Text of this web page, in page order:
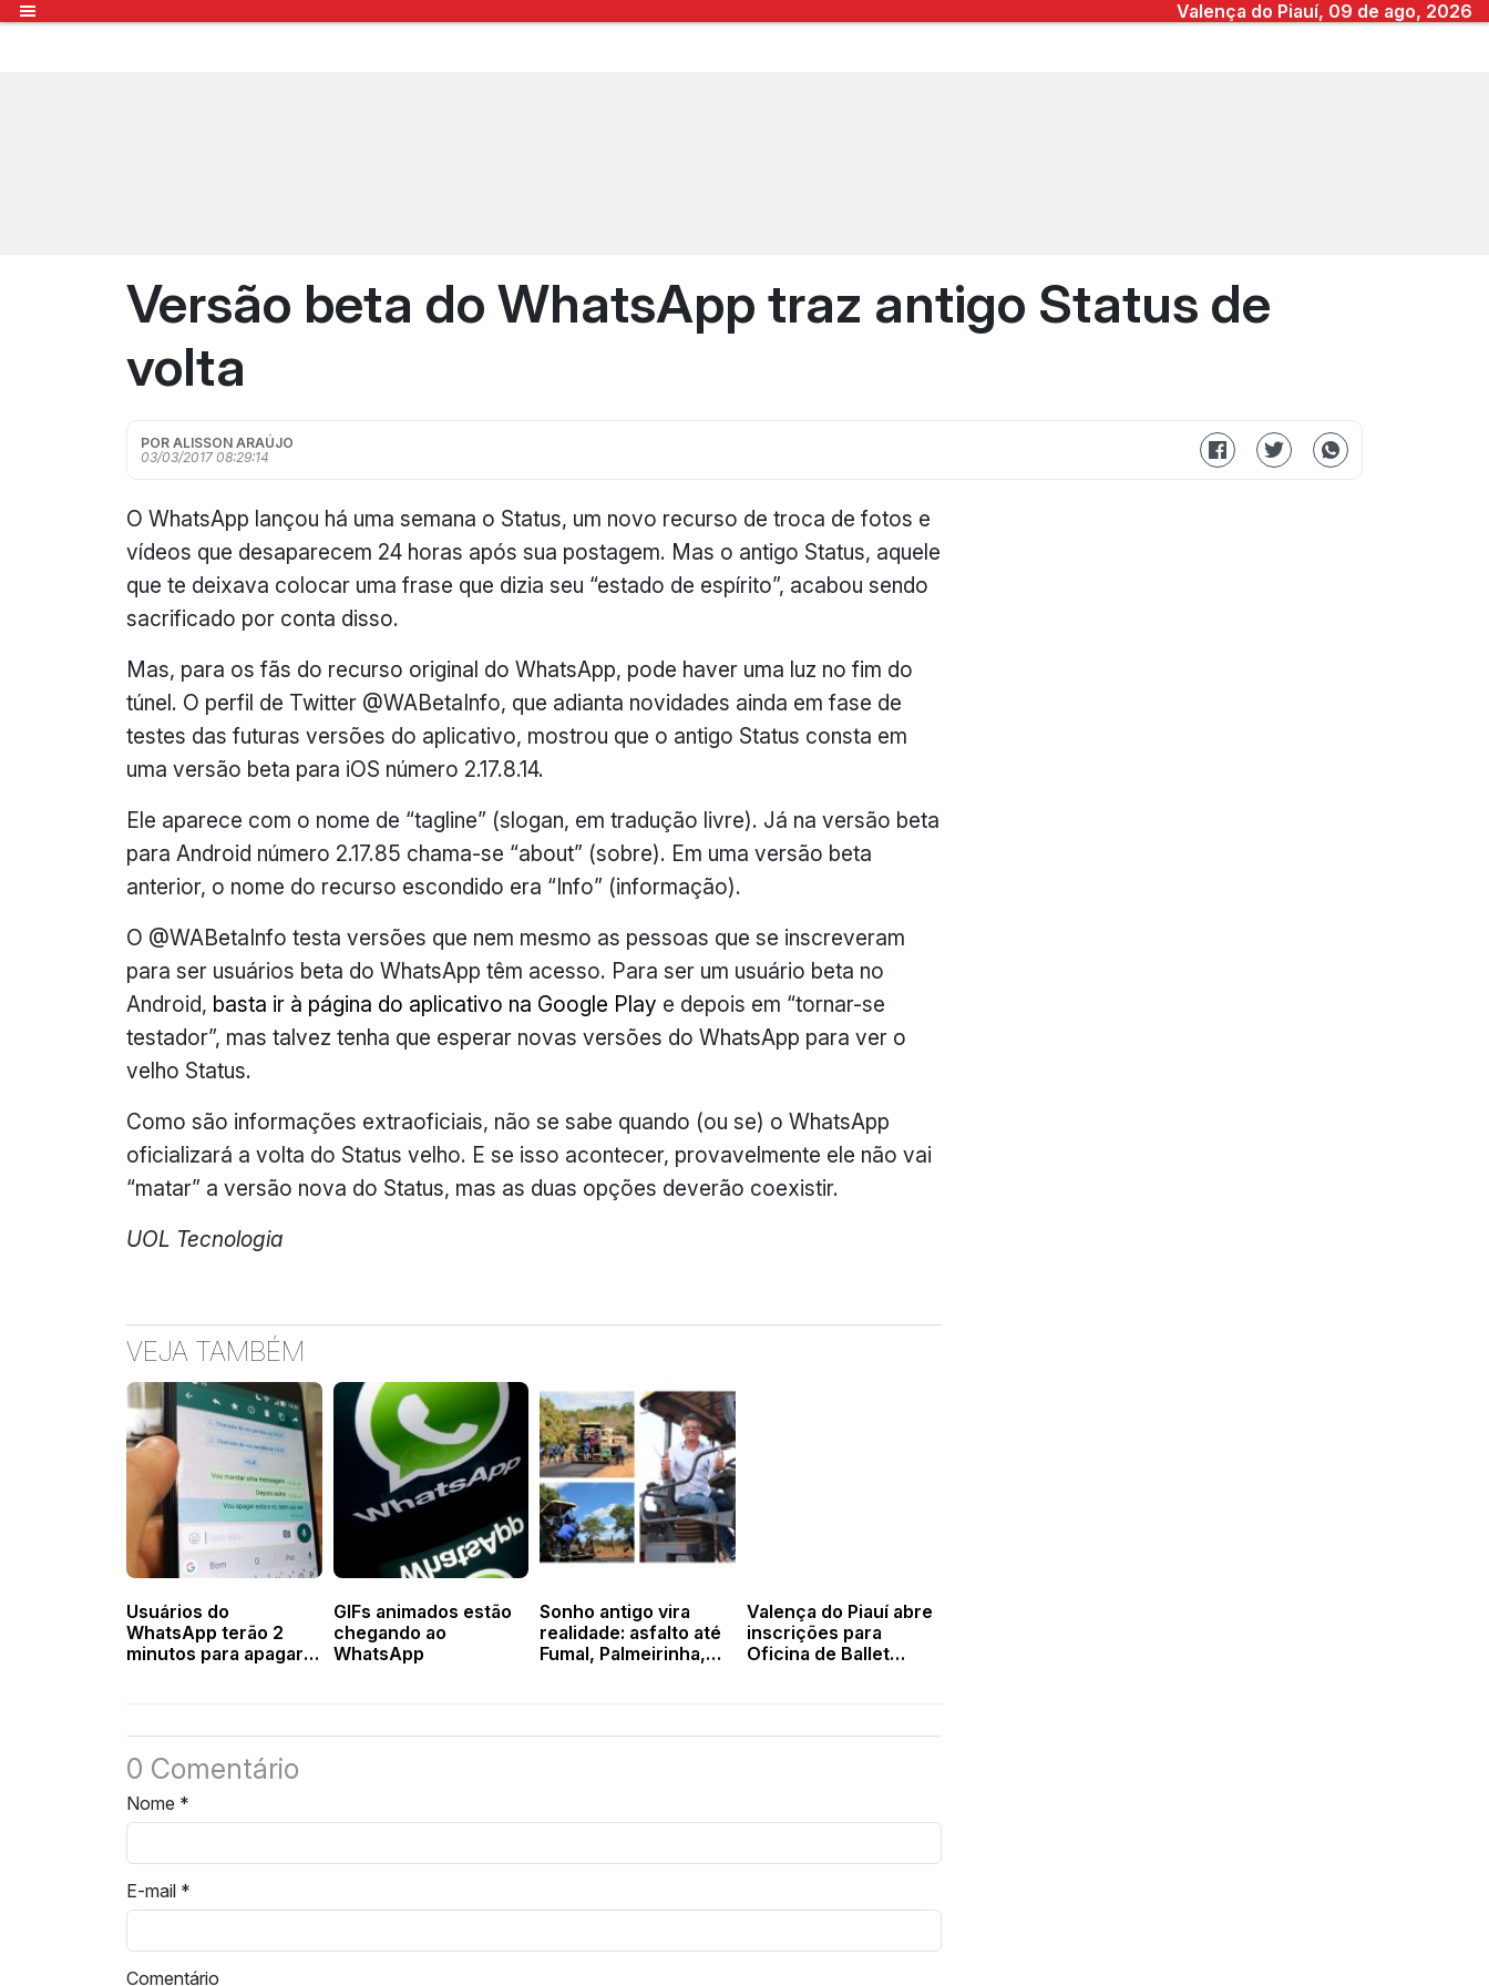
Valença do Piauí, 09 de ago, 2026
Versão beta do WhatsApp traz antigo Status de
volta
POR ALISSON ARAÚJO
03/03/2017 08:29:14
O WhatsApp lançou há uma semana o Status, um novo recurso de troca de fotos e
vídeos que desaparecem 24 horas após sua postagem. Mas o antigo Status, aquele
que te deixava colocar uma frase que dizia seu “estado de espírito”, acabou sendo
sacrificado por conta disso.
Mas, para os fãs do recurso original do WhatsApp, pode haver uma luz no fim do
túnel. O perfil de Twitter @WABetaInfo, que adianta novidades ainda em fase de
testes das futuras versões do aplicativo, mostrou que o antigo Status consta em
uma versão beta para iOS número 2.17.8.14.
Ele aparece com o nome de “tagline” (slogan, em tradução livre). Já na versão beta
para Android número 2.17.85 chama-se “about” (sobre). Em uma versão beta
anterior, o nome do recurso escondido era “Info” (informação).
O @WABetaInfo testa versões que nem mesmo as pessoas que se inscreveram
para ser usuários beta do WhatsApp têm acesso. Para ser um usuário beta no
Android, basta ir à página do aplicativo na Google Play e depois em “tornar-se
testador”, mas talvez tenha que esperar novas versões do WhatsApp para ver o
velho Status.
Como são informações extraoficiais, não se sabe quando (ou se) o WhatsApp
oficializará a volta do Status velho. E se isso acontecer, provavelmente ele não vai
“matar” a versão nova do Status, mas as duas opções deverão coexistir.
UOL Tecnologia
VEJA TAMBÉM
Usuários do
WhatsApp terão 2
minutos para apagar
GIFs animados estão
chegando ao
WhatsApp
Sonho antigo vira
realidade: asfalto até
Fumal, Palmeirinha,
Valença do Piauí abre
inscrições para
Oficina de Ballet
0 Comentário
Nome *
E-mail *
Comentário